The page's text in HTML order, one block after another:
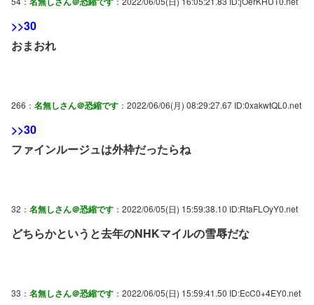
>>30
おまおれ
266： 名無しさん＠恐縮です ：2022/06/06(月) 08:29:27.67 ID:0xakwtQL0.net
>>30
ファインルージュは外枠だったらね
32： 名無しさん＠恐縮です ：2022/06/05(日) 15:59:38.10 ID:RtaFLOyY0.net
どちらかというと去年のNHKマイルの雪辱だな
33： 名無しさん＠恐縮です ：2022/06/05(日) 15:59:41.50 ID:EcC0+4EY0.net